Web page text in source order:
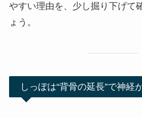
やすい理由を、少し掘り下げて
ょう。
しっぽは“背骨の延長”で神経